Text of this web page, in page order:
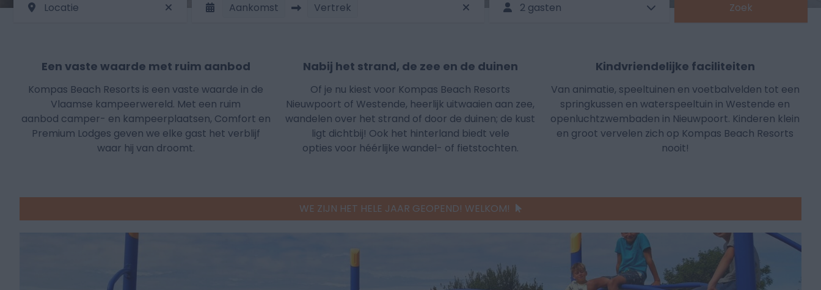
Locatie Aankomst Vertrek 2 gasten Zoek
Een vaste waarde met ruim aanbod
Kompas Beach Resorts is een vaste waarde in de
Vlaamse kampeerwereld. Met een ruim
aanbod camper- en kampeerplaatsen, Comfort en
Premium Lodges geven we elke gast het verblijf
waar hij van droomt.
Nabij het strand, de zee en de duinen
Of je nu kiest voor Kompas Beach Resorts
Nieuwpoort of Westende, heerlijk uitwaaien aan zee,
wandelen over het strand of door de duinen; de kust
ligt dichtbij! Ook het hinterland biedt vele
opties voor héérlijke wandel- of fietstochten.
Kindvriendelijke faciliteiten
Van animatie, speeltuinen en voetbalvelden tot een
springkussen en waterspeeltuin in Westende en
openluchtzwembaden in Nieuwpoort. Kinderen klein
en groot vervelen zich op Kompas Beach Resorts
nooit!
WE ZIJN HET HELE JAAR GEOPEND! WELKOM!